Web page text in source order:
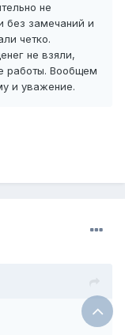
не
без замечаний и
четко.
не взяли,
работы. Вообщем
и уважение.